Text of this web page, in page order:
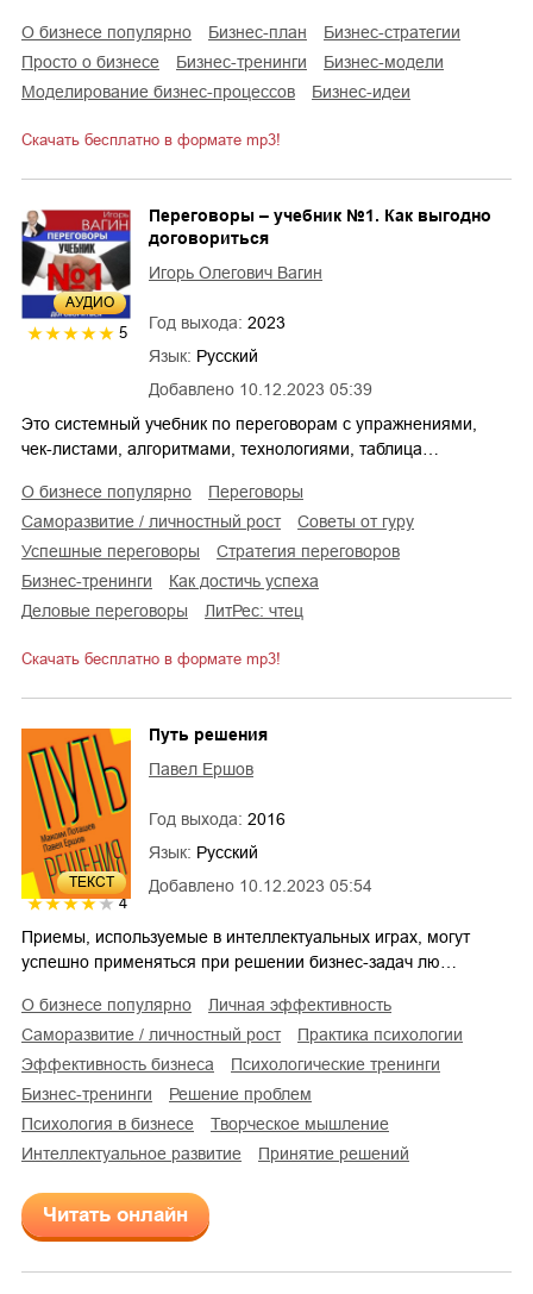
о бизнесе популярно бизнес-план
бизнес-стратегии
просто о бизнесе
бизнес-тренинги
бизнес-модели
моделирование бизнес-процессов
бизнес-идеи
Скачать бесплатно в формате mp3!
AУДИО
5
Добавлено 10.12.2023 05:39
Переговоры – учебник №1. Как выгодно
договориться
Игорь Олегович Вагин
Год выхода: 2023
Язык: Русский
Это системный учебник по переговорам с упражнениями,
чек-листами, алгоритмами, технологиями, таблица…
о бизнесе популярно
переговоры
саморазвитие / личностный рост
советы от гуру
успешные переговоры
стратегия переговоров
бизнес-тренинги
как достичь успеха
деловые переговоры
ЛитРес: чтец
Скачать бесплатно в формате mp3!
ТЕКСТ
4
Добавлено 10.12.2023 05:54
Путь решения
Павел Ершов
Год выхода: 2016
Язык: Русский
Приемы, используемые в интеллектуальных играх, могут
успешно применяться при решении бизнес-задач лю…
о бизнесе популярно
личная эффективность
саморазвитие / личностный рост
практика психологии
эффективность бизнеса
психологические тренинги
бизнес-тренинги
решение проблем
психология в бизнесе
творческое мышление
интеллектуальное развитие
принятие решений
Читать онлайн